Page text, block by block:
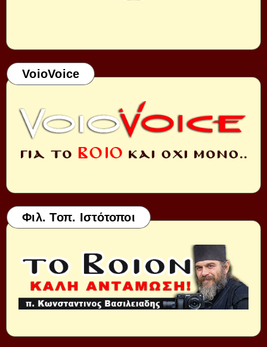
VoioVoice
Φιλ. Τοπ. Ιστότοποι